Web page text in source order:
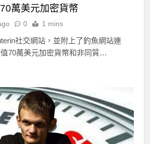
萬美元加密貨幣
0 1 mins
社交網站，並附上了釣魚網站連
70萬美元加密貨幣和非同質…